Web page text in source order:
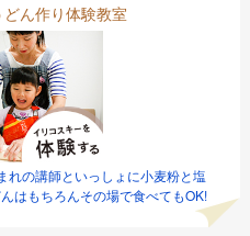
ん作り体験教室
れの講師といっしょに小麦粉と塩
はもちろんその場で食べてもOK!